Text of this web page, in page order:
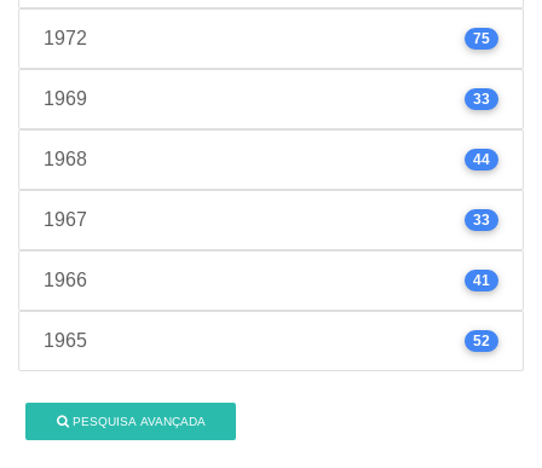
1972 75
1969 33
1968 44
1967 33
1966 41
1965 52
PESQUISA AVANÇADA